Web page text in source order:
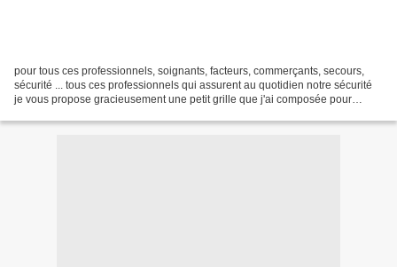
pour tous ces professionnels, soignants, facteurs, commerçants, secours,
sécurité ... tous ces professionnels qui assurent au quotidien notre sécurité
je vous propose gracieusement une petit grille que j'ai composée pour